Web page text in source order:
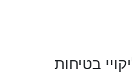
בטיחות